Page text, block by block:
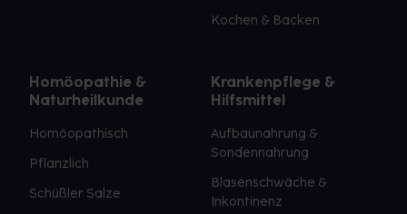
Kochen & Backen
Homöopathie &
Naturheilkunde
Homöopathisch
Pflanzlich
Schüßler Salze
Krankenpflege &
Hilfsmittel
Aufbaunahrung &
Sondennahrung
Blasenschwäche &
Inkontinenz